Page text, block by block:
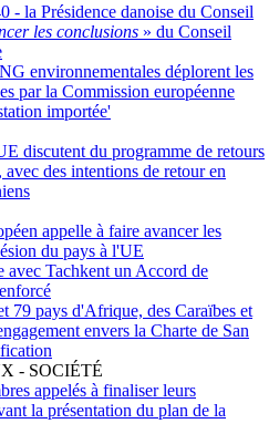
- la Présidence danoise du Conseil
les conclusions » du Conseil
environnementales déplorent les
par la Commission européenne
importée'
discutent du programme de retours
des intentions de retour en
appelle à faire avancer les
du pays à l'UE
avec Tachkent un Accord de
79 pays d'Afrique, des Caraïbes et
envers la Charte de San
- SOCIÉTÉ
appelés à finaliser leurs
la présentation du plan de la